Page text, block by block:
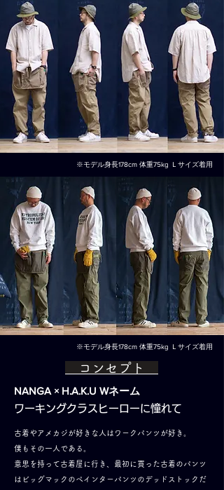
※モデル身長178cm 体重75kg Ｌサイズ着用​
※モデル身長178cm 体重75kg Ｌサイズ着用​
コンセプト
NANGA × H.A.K.U Wネーム
ワーキングクラスヒーローに憧れて
古着やアメカジが好きな人はワークパンツが好き。
僕もその一人である。
意思を持って古着屋に行き、最初に買った古着のパンツ
はビッグマックのペインターパンツのデッドストックだ